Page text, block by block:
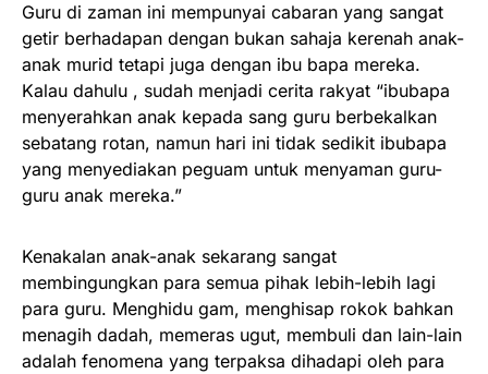
Guru di zaman ini mempunyai cabaran yang sangat
getir berhadapan dengan bukan sahaja kerenah anak-
anak murid tetapi juga dengan ibu bapa mereka.
Kalau dahulu , sudah menjadi cerita rakyat “ibubapa
menyerahkan anak kepada sang guru berbekalkan
sebatang rotan, namun hari ini tidak sedikit ibubapa
yang menyediakan peguam untuk menyaman guru-
guru anak mereka.”
Kenakalan anak-anak sekarang sangat
membingungkan para semua pihak lebih-lebih lagi
para guru. Menghidu gam, menghisap rokok bahkan
menagih dadah, memeras ugut, membuli dan lain-lain
adalah fenomena yang terpaksa dihadapi oleh para